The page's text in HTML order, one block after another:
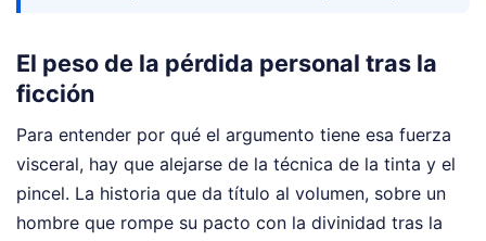
El peso de la pérdida personal tras la
ficción
Para entender por qué el argumento tiene esa fuerza
visceral, hay que alejarse de la técnica de la tinta y el
pincel. La historia que da título al volumen, sobre un
hombre que rompe su pacto con la divinidad tras la